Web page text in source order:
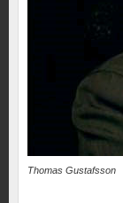
Thomas Gustafsson